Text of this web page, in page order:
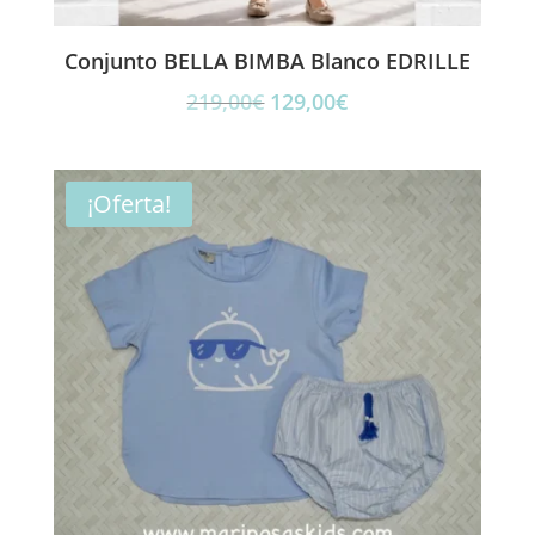
Conjunto BELLA BIMBA Blanco EDRILLE
219,00€ El
original
era:
219,00€.
129,00€El
actual
¡Oferta!